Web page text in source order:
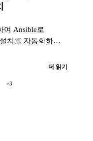
여 Ansible로
치를 자동화하는
더 읽기
+3